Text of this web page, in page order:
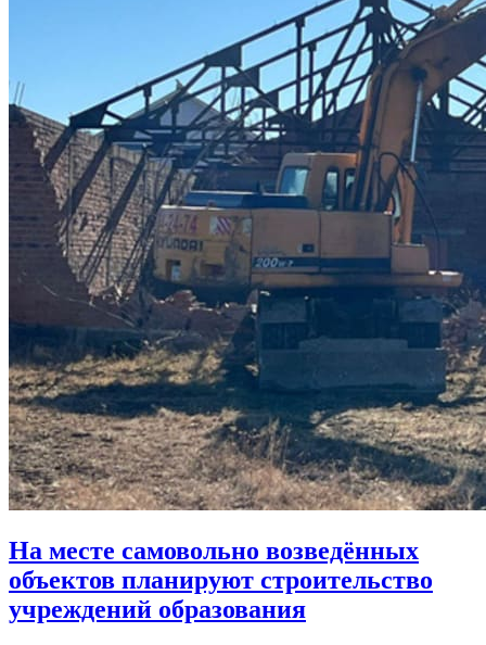
На месте самовольно возведённых
объектов планируют строительство
учреждений образования